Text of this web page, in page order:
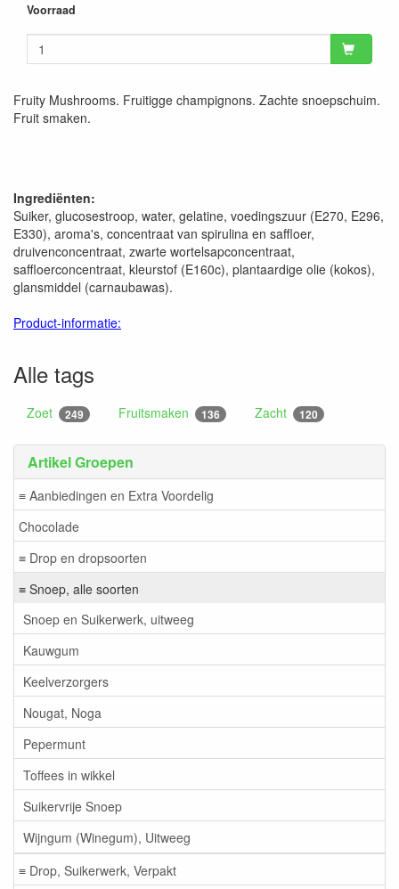
Artikel Groepen
≡ Aanbiedingen en Extra Voordelig
Chocolade
≡ Drop en dropsoorten
≡ Snoep, alle soorten
Snoep en Suikerwerk, uitweeg
Kauwgum
Keelverzorgers
Nougat, Noga
Pepermunt
Toffees in wikkel
Suikervrije Snoep
Wijngum (Winegum), Uitweeg
≡ Drop, Suikerwerk, Verpakt
Voorraad
Fruity Mushrooms. Fruitigge champignons. Zachte snoepschuim.
Fruit smaken.
Ingrediënten:
Suiker, glucosestroop, water, gelatine, voedingszuur (E270, E296,
E330), aroma's, concentraat van spirulina en saffloer,
druivenconcentraat, zwarte wortelsapconcentraat,
saffloerconcentraat, kleurstof (E160c), plantaardige olie (kokos),
glansmiddel (carnaubawas).
Product-informatie:
Alle tags
Zoet 249 Fruitsmaken 136 Zacht 120